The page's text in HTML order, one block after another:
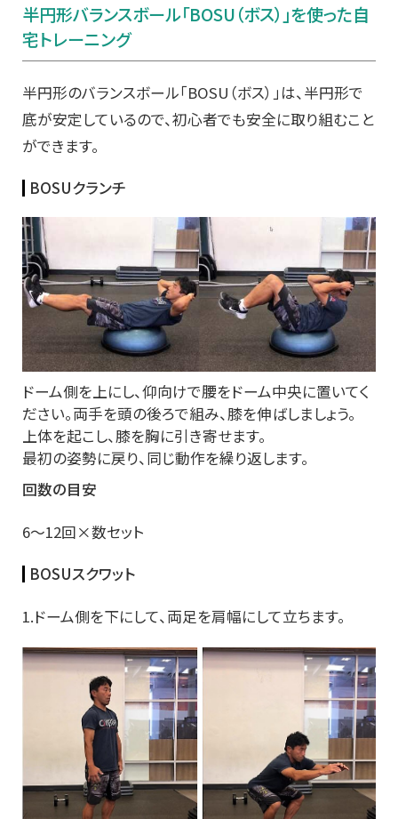
半円形バランスボール「BOSU（ボス）」を使った自
宅トレーニング
半円形のバランスボール「BOSU（ボス）」は、半円形で
底が安定しているので、初心者でも安全に取り組むこと
ができます。
BOSUクランチ
ドーム側を上にし、仰向けで腰をドーム中央に置いてく
ださい。両手を頭の後ろで組み、膝を伸ばしましょう。
上体を起こし、膝を胸に引き寄せます。
最初の姿勢に戻り、同じ動作を繰り返します。
回数の目安
6～12回×数セット
BOSUスクワット
1.ドーム側を下にして、両足を肩幅にして立ちます。